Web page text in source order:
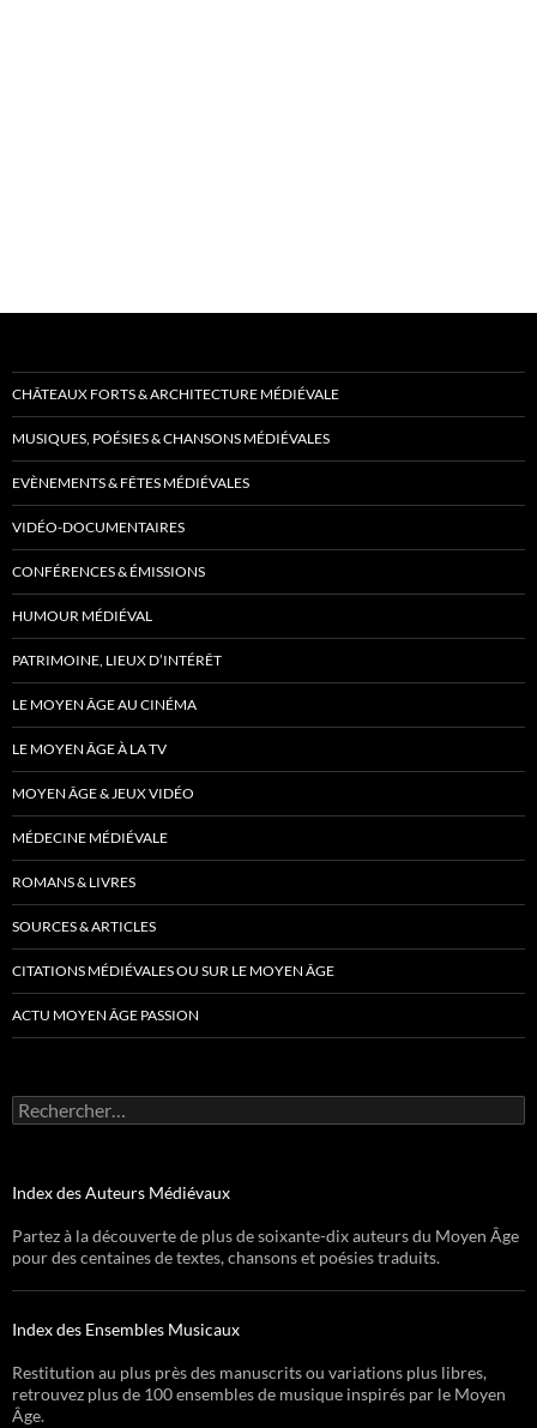
CHÂTEAUX FORTS & ARCHITECTURE MÉDIÉVALE
MUSIQUES, POÉSIES & CHANSONS MÉDIÉVALES
EVÈNEMENTS & FÊTES MÉDIÉVALES
VIDÉO-DOCUMENTAIRES
CONFÉRENCES & ÉMISSIONS
HUMOUR MÉDIÉVAL
PATRIMOINE, LIEUX D’INTÉRÊT
LE MOYEN ÂGE AU CINÉMA
LE MOYEN ÂGE À LA TV
MOYEN ÂGE & JEUX VIDÉO
MÉDECINE MÉDIÉVALE
ROMANS & LIVRES
SOURCES & ARTICLES
CITATIONS MÉDIÉVALES OU SUR LE MOYEN ÂGE
ACTU MOYEN ÂGE PASSION
Rechercher :
Index des Auteurs Médiévaux
Partez à la découverte de plus de soixante-dix auteurs du Moyen Âge
pour des centaines de textes, chansons et poésies traduits.
Index des Ensembles Musicaux
Restitution au plus près des manuscrits ou variations plus libres,
retrouvez plus de 100 ensembles de musique inspirés par le Moyen
Âge.